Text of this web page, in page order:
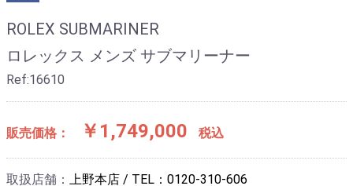
ROLEX SUBMARINER
ロレックス メンズ サブマリーナー
Ref:16610
販売価格： ￥1,749,000 税込
取扱店舗： 上野本店 / TEL：0120-310-606